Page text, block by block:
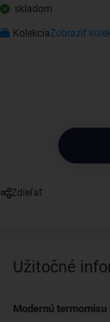
skladom
KolekciaZobraziť
Zdieľať
Užitočné
Modernú